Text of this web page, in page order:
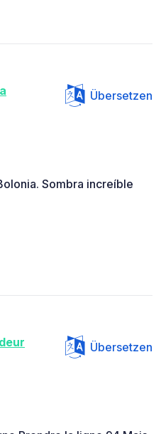
Übersetzen
Sombra increíble
Übersetzen